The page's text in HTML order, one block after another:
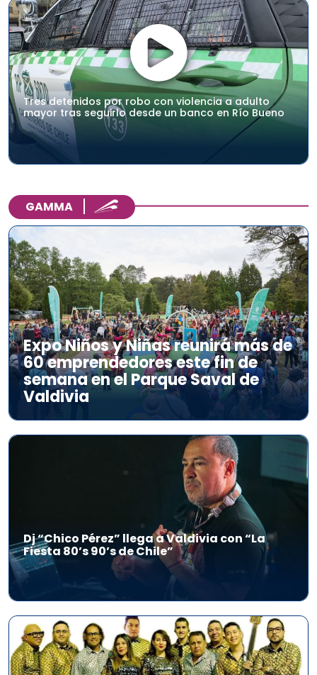
Tres detenidos por robo con violencia a adulto
mayor tras seguirlo desde un banco en Río Bueno
GAMMA
Expo Niños y Niñas reunirá más de
60 emprendedores este fin de
semana en el Parque Saval de
Valdivia
Dj “Chico Pérez” llega a Valdivia con “La
Fiesta 80’s 90’s de Chile”